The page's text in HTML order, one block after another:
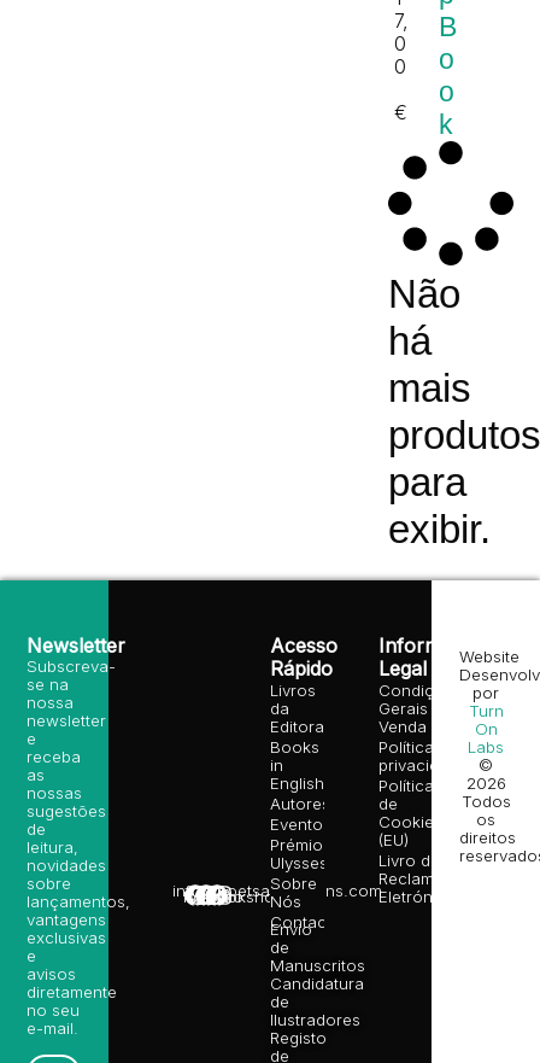
7,
0
0
€
B
o
o
k
Não
há
mais
para
exibir.
info@poetsandragons.com
Infantil
Adulto
Bookshop
Acesso
Rápido
Livros
da
Editora
Books
in
English
Autores
Eventos
Prémio
Ulysses
Sobre
Nós
Contactos
Envio
de
Manuscritos
Candidatura
de
Ilustradores
Registo
de
Informação
Legal
Condições
Gerais de
Venda
Política de
privacidade
Política
de
Cookies
(EU)
Livro de
Reclamações
Eletrónico
Newsletter
Subscreva-
se na
nossa
newsletter
e
receba
as
nossas
sugestões
de
leitura,
novidades
sobre
lançamentos,
vantagens
exclusivas
e
avisos
diretamente
no seu
e-mail.
Website
por
Turn
On
Labs
©
2026
Todos
os
direitos